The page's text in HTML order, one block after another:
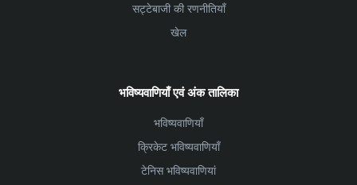
सट्टेबाजी की रणनीतियाँ
खेल
भविष्यवाणियाँ एवं अंक तालिका
भविष्यवाणियाँ
क्रिकेट भविष्यवाणियाँ
टेनिस भविष्यवाणियां